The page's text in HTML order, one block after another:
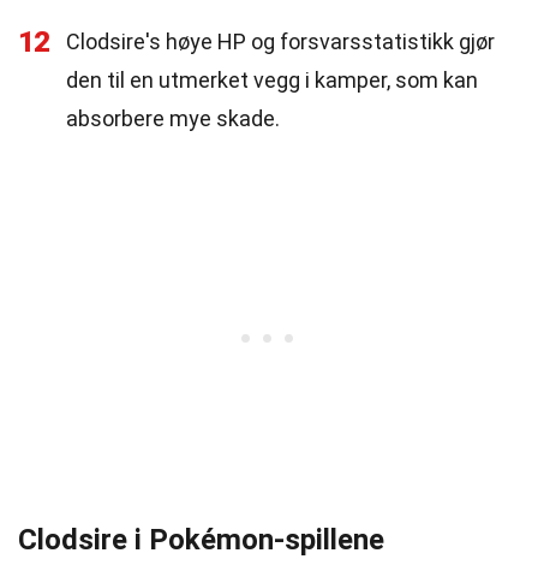
12
Clodsire's høye HP og forsvarsstatistikk gjør
den til en utmerket vegg i kamper, som kan
absorbere mye skade.
Clodsire i Pokémon-spillene